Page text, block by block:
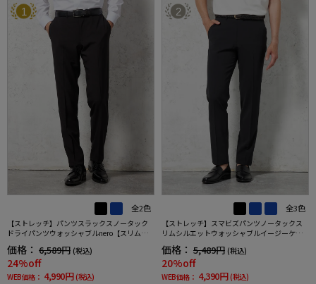
1
全2色
【ストレッチ】パンツスラックスノータック
ドライパンツウォッシャブルnero【スリムデ
ザイン】
価格： 6,589円 (税込)
24%off
WEB価格： 4,990円 (税込)
2
全3色
【ストレッチ】スマビズパンツノータックス
リムシルエットウォッシャブルイージーケア
スラックス
価格： 5,489円 (税込)
20%off
WEB価格： 4,390円 (税込)